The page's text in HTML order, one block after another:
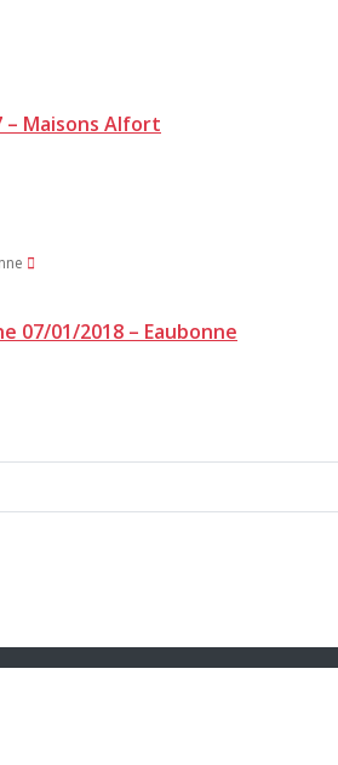
– Maisons Alfort
07/01/2018 – Eaubonne